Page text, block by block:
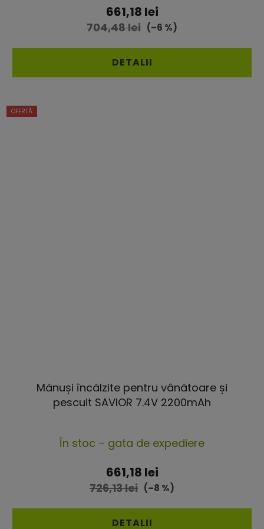
a
produsului
4,8
din
661,18 lei
704,48 lei (–6 %)
DETALII
OFERTĂ
Mănuși încălzite pentru vânătoare și
pescuit SAVIOR 7.4V 2200mAh
medie
a
produsului
5,0
În stoc – gata de expediere
661,18 lei
726,13 lei (–8 %)
DETALII